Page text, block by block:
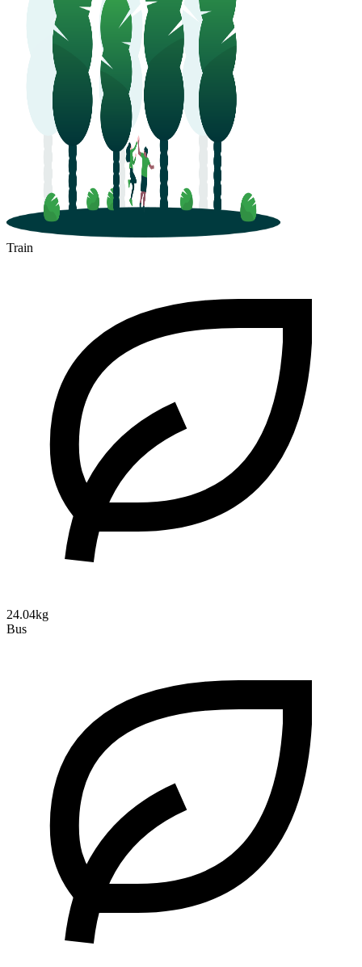
Train
24.04kg
Bus